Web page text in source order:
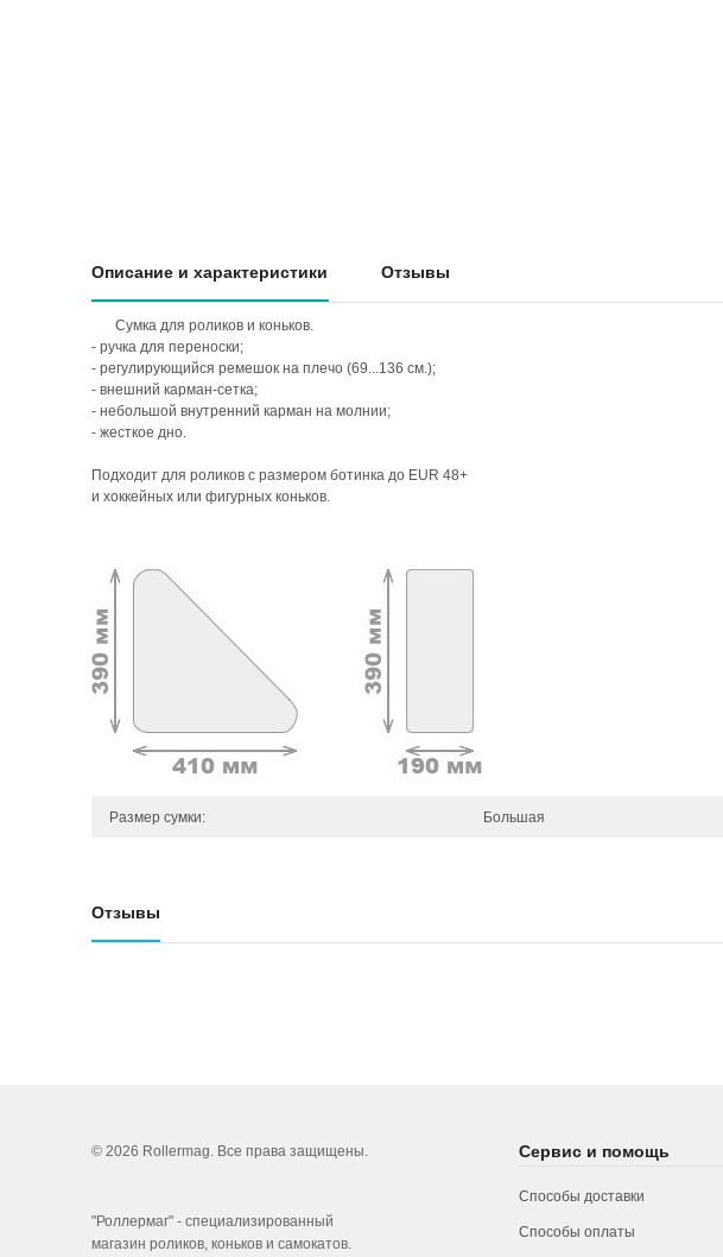
Описание и характеристики Отзывы
Сумка для роликов и коньков.
- ручка для переноски;
- регулирующийся ремешок на плечо (69...136 см.);
- внешний карман-сетка;
- небольшой внутренний карман на молнии;
- жесткое дно.
Подходит для роликов с размером ботинка до EUR 48+
и хоккейных или фигурных коньков.
Размер сумки: Большая
Отзывы
© 2026 Rollermag. Все права защищены.
"Роллермаг" - специализированный
магазин роликов, коньков и самокатов.
Сервис и помощь
Способы доставки
Способы оплаты